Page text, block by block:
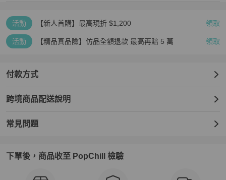
風格：正裝/正式
性別：男性
材質（錶殼）：不鏽鋼、18K黃金
材質（錶帶）：不鏽鋼、18K黃金
機芯：石英
功能：日期
序號：56**5702
成色：二手（非常好）
玻璃刮痕：無
手部刮痕/損壞：無
活動 【新人首購】最高現折 $1,200 領取
活動 【精品真品險】仿品全額退款 最高再賠 5 萬 領取
付款方式
跨境商品配送說明
常見問題
下單後，商品收至 PopChill 檢驗